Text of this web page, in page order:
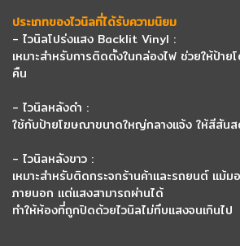
ประเภทของไวนิลที่ได้รับความนิยม
- ไวนิลโปร่งแสง Backlit Vinyl :
เหมาะสำหรับการติดตั้งในกล่องไฟ ช่วยให้ป้าย
คืน
- ไวนิลหลังดำ :
ใช้กับป้ายโฆษณาขนาดใหญ่กลางแจ้ง ให้สีสันส
- ไวนิลหลังขาว :
เหมาะสำหรับติดกระจกร้านค้าและรถยนต์ แม้ม
ภายนอก แต่แสงสามารถผ่านได้
ทำให้ห้องที่ถูกปิดด้วยไวนิลไม่ทึบแสงจนเกินไป